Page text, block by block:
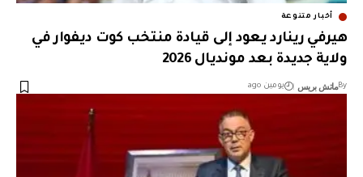
أخبار متنوعة
هيرفي رينارد يعود إلى قيادة منتخب كوت ديفوار في
ولاية جديدة بعد مونديال 2026
Byماتش بريس يومين ago